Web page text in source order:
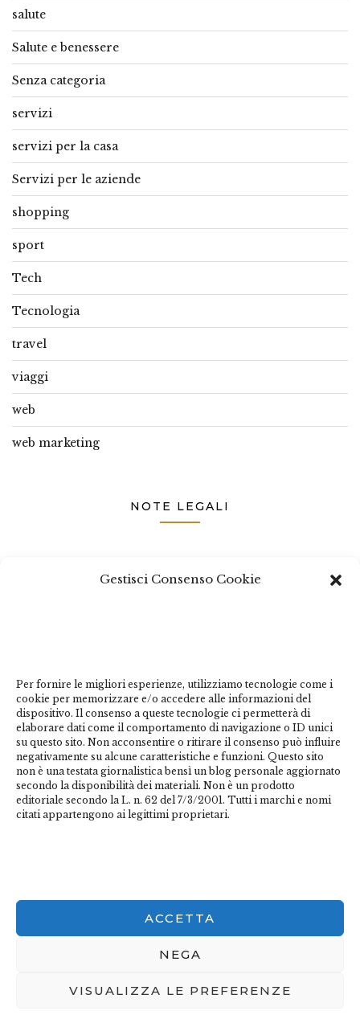
Gestisci Consenso Cookie
Per fornire le migliori esperienze, utilizziamo tecnologie come i
cookie per memorizzare e/o accedere alle informazioni del
dispositivo. Il consenso a queste tecnologie ci permetterà di
elaborare dati come il comportamento di navigazione o ID unici
su questo sito. Non acconsentire o ritirare il consenso può influire
negativamente su alcune caratteristiche e funzioni. Questo sito
non è una testata giornalistica bensì un blog personale aggiornato
secondo la disponibilità dei materiali. Non è un prodotto
editoriale secondo la L. n. 62 del 7/3/2001. Tutti i marchi e nomi
citati appartengono ai legittimi proprietari.
ACCETTA
NEGA
VISUALIZZA LE PREFERENZE
salute
Salute e benessere
Senza categoria
servizi
servizi per la casa
Servizi per le aziende
shopping
sport
Tech
Tecnologia
travel
viaggi
web
web marketing
NOTE LEGALI
carattere periodico essendo aggiornato secondo la
marchi di terzi, nomi di prodotti, nomi commerciali,
nomi corporativi e società citati possono essere marchi
di proprietà dei rispettivi titolari o marchi registrati
d’altre società e sono stati utilizzati a puro scopo
esplicativo ed a beneficio del possessore, senza alcun
fine di violazione dei diritti di Copyright vigenti. Questo
sito utilizza solo cookie tecnici, in totale rispetto della